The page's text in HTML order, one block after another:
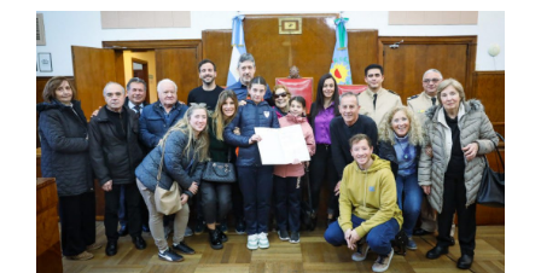
Interés
General
La
Ciudad
Deportes
Arte
y